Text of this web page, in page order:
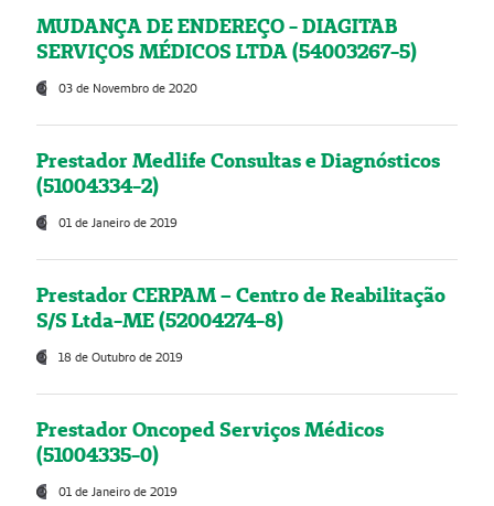
MUDANÇA DE ENDEREÇO - DIAGITAB
SERVIÇOS MÉDICOS LTDA (54003267-5)
03 de Novembro de 2020
Prestador Medlife Consultas e Diagnósticos
(51004334-2)
01 de Janeiro de 2019
Prestador CERPAM – Centro de Reabilitação
S/S Ltda-ME (52004274-8)
18 de Outubro de 2019
Prestador Oncoped Serviços Médicos
(51004335-0)
01 de Janeiro de 2019